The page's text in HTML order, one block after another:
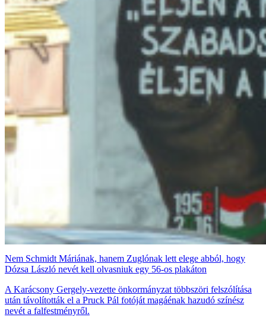
Nem Schmidt Máriának, hanem Zuglónak lett elege abból, hogy
Dózsa László nevét kell olvasniuk egy 56-os plakáton
A Karácsony Gergely-vezette önkormányzat többszöri felszólítása
után távolították el a Pruck Pál fotóját magáénak hazudó színész
nevét a falfestményről.